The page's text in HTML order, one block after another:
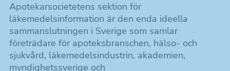
Farmaci- och läkemedelshistoria
Farmakognosi
Farmakokinetik och läkemedelsmetabolism
Apotekarsocietetens sektion för
läkemedelsinformation är den enda ideella
sammanslutningen i Sverige som samlar
företrädare för apoteksbranschen, hälso- och
sjukvård, läkemedelsindustrin, akademien,
myndighetssverige och